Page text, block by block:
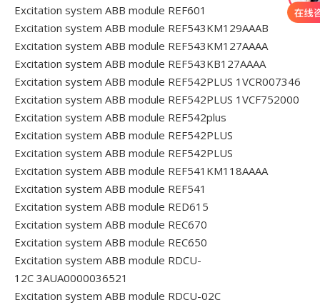
Excitation system ABB module REF601
Excitation system ABB module REF543KM129AAAB
Excitation system ABB module REF543KM127AAAA
Excitation system ABB module REF543KB127AAAA
Excitation system ABB module REF542PLUS 1VCR007346
Excitation system ABB module REF542PLUS 1VCF752000
Excitation system ABB module REF542plus
Excitation system ABB module REF542PLUS
Excitation system ABB module REF542PLUS
Excitation system ABB module REF541KM118AAAA
Excitation system ABB module REF541
Excitation system ABB module RED615
Excitation system ABB module REC670
Excitation system ABB module REC650
Excitation system ABB module RDCU-
12C 3AUA0000036521
Excitation system ABB module RDCU-02C